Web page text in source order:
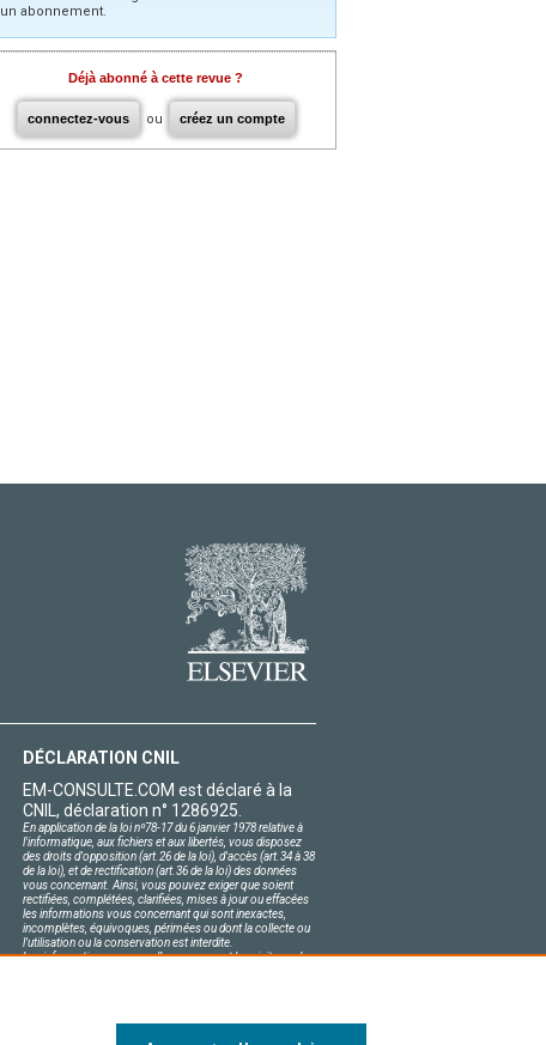
un abonnement.
Déjà abonné à cette revue ?
connectez-vous ou créez un compte
DÉCLARATION CNIL
EM-CONSULTE.COM est déclaré à la
CNIL, déclaration n° 1286925.
En application de la loi nº78-17 du 6 janvier 1978 relative à
l'informatique, aux fichiers et aux libertés, vous disposez
des droits d'opposition (art.26 de la loi), d'accès (art.34 à 38
de la loi), et de rectification (art.36 de la loi) des données
vous concernant. Ainsi, vous pouvez exiger que soient
rectifiées, complétées, clarifiées, mises à jour ou effacées
les informations vous concernant qui sont inexactes,
incomplètes, équivoques, périmées ou dont la collecte ou
l'utilisation ou la conservation est interdite.
Les informations personnelles concernant les visiteurs de